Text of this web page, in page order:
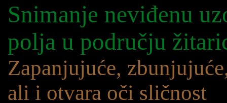
Snimanje neviđenu
polja u području
Zapanjujuće,
ali i otvara oči sličnost